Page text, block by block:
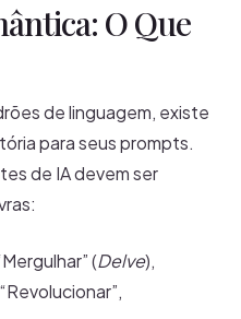
O Que
de linguagem, existe
para seus prompts.
de IA devem ser
(Delve),